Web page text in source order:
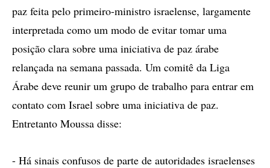
paz feita pelo primeiro-ministro israelense, largamente
interpretada como um modo de evitar tomar uma
posição clara sobre uma iniciativa de paz árabe
relançada na semana passada. Um comitê da Liga
Árabe deve reunir um grupo de trabalho para entrar em
contato com Israel sobre uma iniciativa de paz.
Entretanto Moussa disse:
- Há sinais confusos de parte de autoridades israelenses